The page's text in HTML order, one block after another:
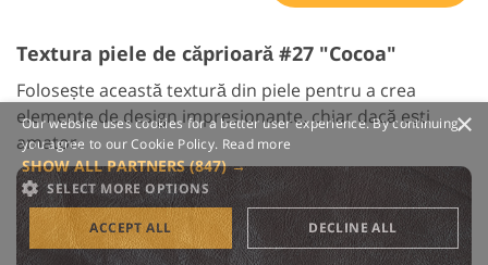
Textura piele de căprioară #27 "Cocoa"
Folosește această textură din piele pentru a crea
elemente de design impresionante, chiar dacă ești
amator.
×
Our website uses cookies for a better user experience. By continuing,
you agree to our Cookie Policy. Read more
SHOW ALL PARTNERS(847) →
SELECT MORE OPTIONS
ACCEPT ALL DECLINE ALL